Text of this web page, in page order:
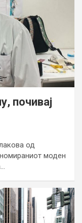
почивај
од
моден